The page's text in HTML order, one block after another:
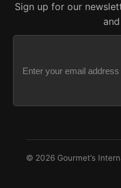
Sign up for our
© 2026 Gourmet’s